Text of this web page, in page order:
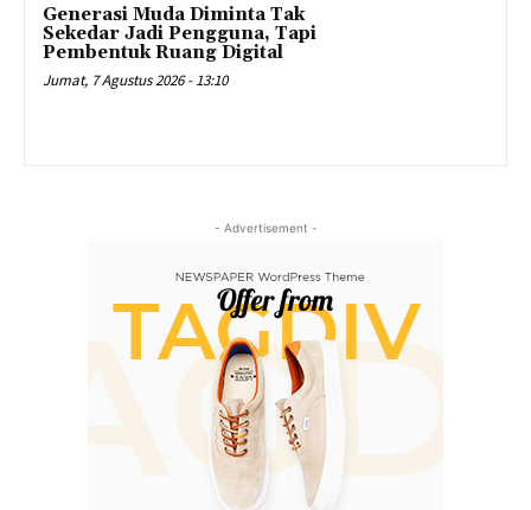
Generasi Muda Diminta Tak
Sekedar Jadi Pengguna, Tapi
Pembentuk Ruang Digital
Jumat, 7 Agustus 2026 - 13:10
- Advertisement -